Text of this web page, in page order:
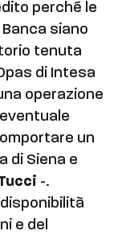
perché le
siano
tenuta
di Intesa
operazione
un
di Siena e
-.
e del